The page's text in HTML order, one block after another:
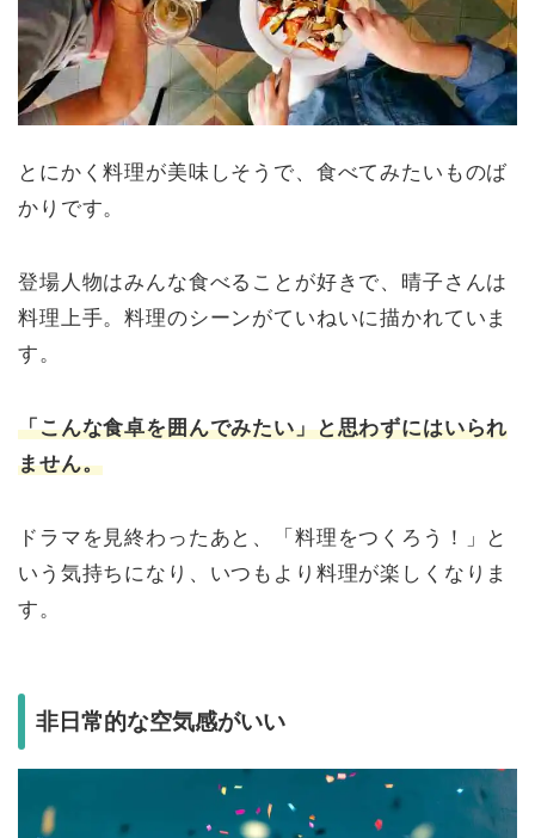
とにかく料理が美味しそうで、食べてみたいものば
かりです。
登場人物はみんな食べることが好きで、晴子さんは
料理上手。料理のシーンがていねいに描かれていま
す。
「こんな食卓を囲んでみたい」と思わずにはいられ
ません。
ドラマを見終わったあと、「料理をつくろう！」と
いう気持ちになり、いつもより料理が楽しくなりま
す。
非日常的な空気感がいい